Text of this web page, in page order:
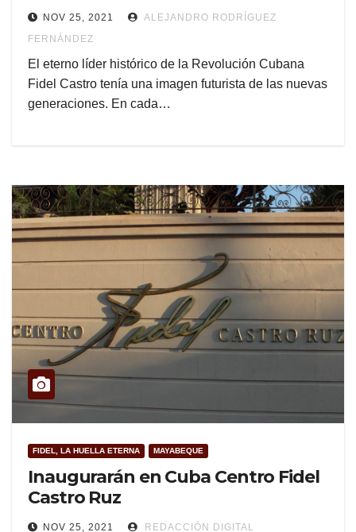
NOV 25, 2021
ALEJANDRO RODRÍGUEZ
FERNÁNDEZ
El eterno líder histórico de la Revolución Cubana
Fidel Castro tenía una imagen futurista de las nuevas
generaciones. En cada…
FIDEL, LA HUELLA ETERNA MAYABEQUE
Inaugurarán en Cuba Centro Fidel
Castro Ruz
NOV 25, 2021 REDACCIÓN DIGITAL